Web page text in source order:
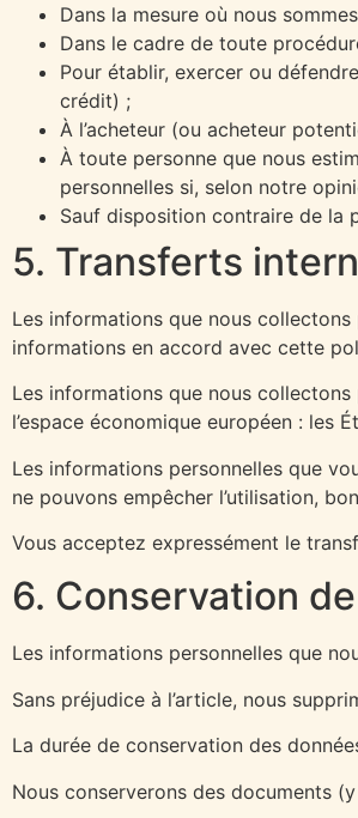
Dans la mesure où nous
Dans le cadre de toute
Pour établir, exercer ou
crédit) ;
À l’acheteur (ou acheteur
À toute personne que nous
personnelles si, selon notre
Sauf disposition contraire de la
5. Transferts
Les informations que nous
informations en accord avec cette
Les informations que nous
l’espace économique européen : les
Les informations personnelles que
ne pouvons empêcher l’utilisation,
Vous acceptez expressément le
6. Conservation
Les informations personnelles que
Sans préjudice à l’article, nous
La durée de conservation des
Nous conserverons des documents